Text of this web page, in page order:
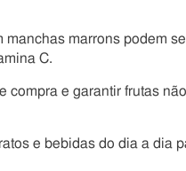
manchas marrons podem
C.
compra e garantir frutas não
e bebidas do dia a dia